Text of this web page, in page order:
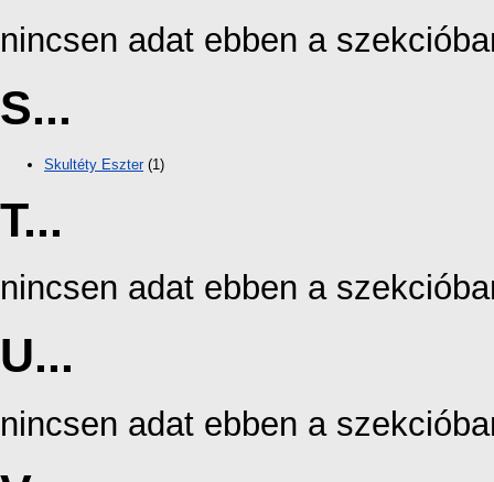
nincsen adat ebben a
S...
Skultéty Eszter(1)
T...
nincsen adat ebben a
U...
nincsen adat ebben a